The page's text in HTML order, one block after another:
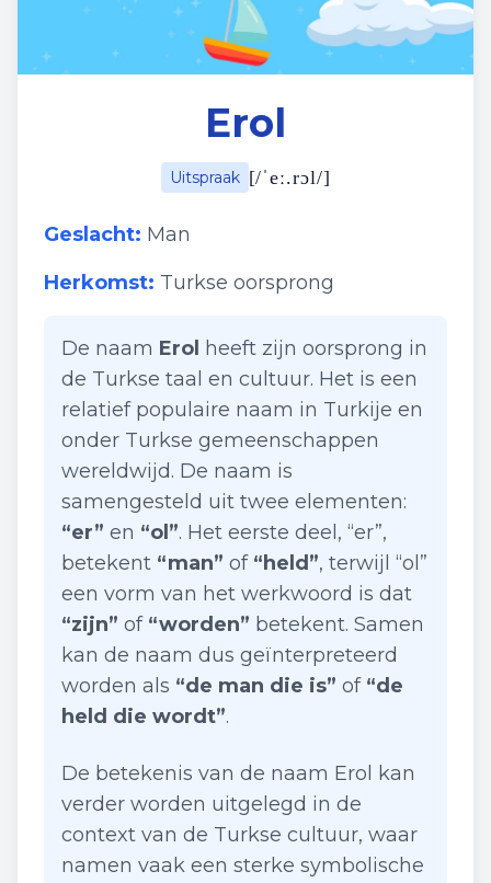
Erol
Uitspraak [/ˈeː.rɔl/]
Geslacht: Man
Herkomst: Turkse oorsprong
De naam Erol heeft zijn oorsprong in
de Turkse taal en cultuur. Het is een
relatief populaire naam in Turkije en
onder Turkse gemeenschappen
wereldwijd. De naam is
samengesteld uit twee elementen:
“er” en “ol”. Het eerste deel, “er”,
betekent “man” of “held”, terwijl “ol”
een vorm van het werkwoord is dat
“zijn” of “worden” betekent. Samen
kan de naam dus geïnterpreteerd
worden als “de man die is” of “de
held die wordt”.
De betekenis van de naam Erol kan
verder worden uitgelegd in de
context van de Turkse cultuur, waar
namen vaak een sterke symbolische